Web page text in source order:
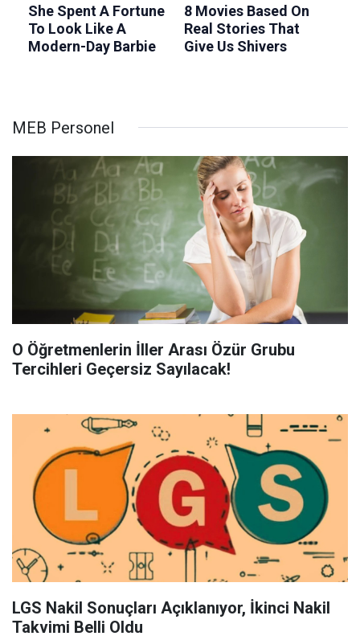
MEB Personel
O Öğretmenlerin İller Arası Özür Grubu
Tercihleri Geçersiz Sayılacak!
LGS Nakil Sonuçları Açıklanıyor, İkinci Nakil
Takvimi Belli Oldu